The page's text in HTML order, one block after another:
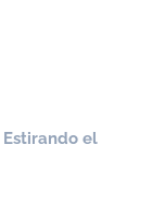
Estirando el